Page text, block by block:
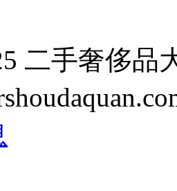
二手奢侈品